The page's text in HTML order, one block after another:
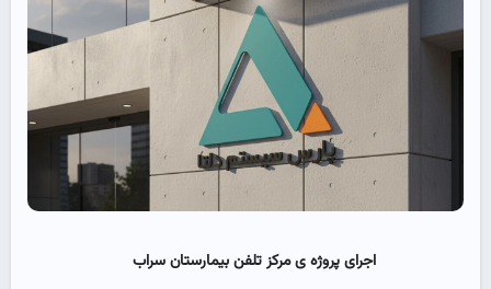
اجرای پروژه ی مرکز تلفن بیمارستان سراب